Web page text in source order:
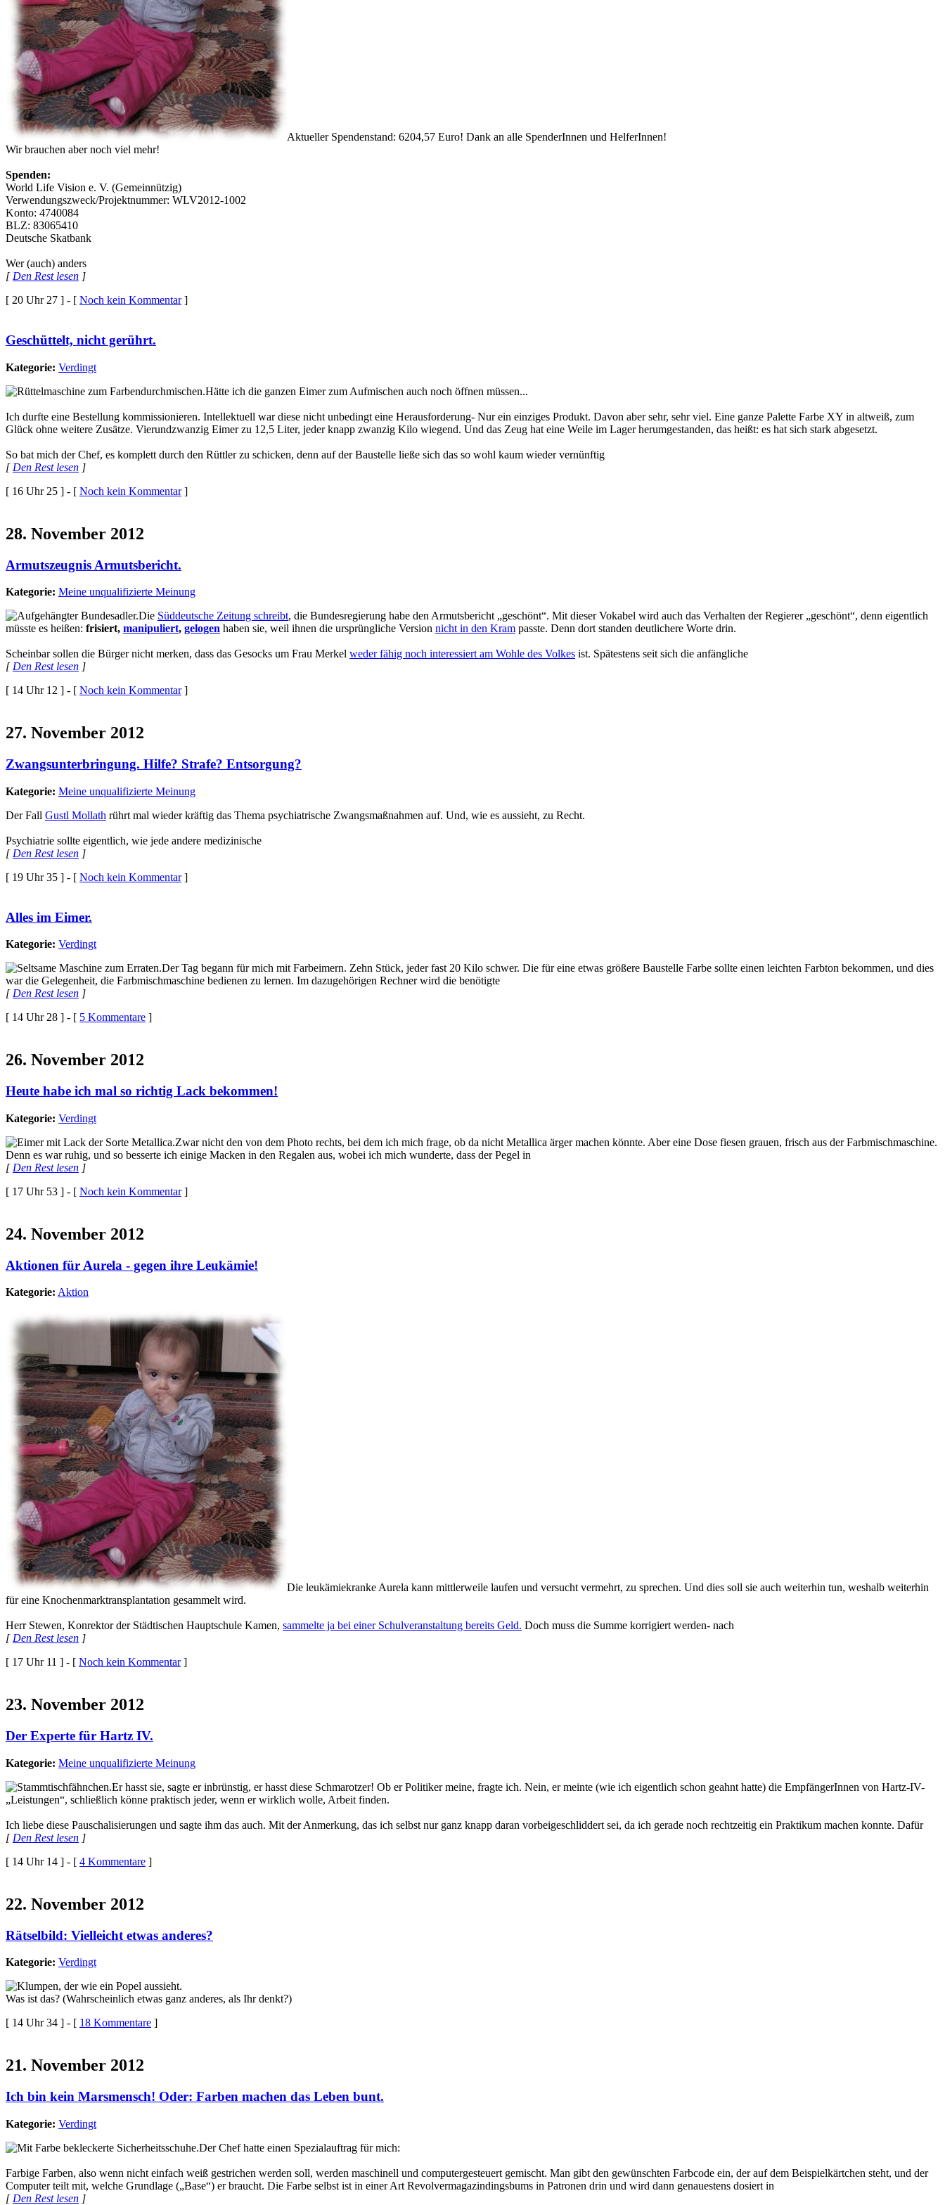
Aktueller Spendenstand: 6204,57 Euro! Dank an alle SpenderInnen und HelferInnen!
Wir brauchen aber noch viel mehr!
Spenden:
World Life Vision e. V. (Gemeinnützig)
Verwendungszweck/Projektnummer: WLV2012-1002
Konto: 4740084
BLZ: 83065410
Deutsche Skatbank
Wer (auch) anders
[Den Rest lesen ]
[ 20 Uhr 27 ] - [ Noch kein Kommentar]
Geschüttelt, nicht gerührt.
Kategorie: Verdingt
Hätte ich die ganzen Eimer zum Aufmischen auch noch öffnen müssen...
Ich durfte eine Bestellung kommissionieren. Intellektuell war diese nicht unbedingt eine Herausforderung- Nur ein einziges Produkt. Davon aber sehr, sehr viel. Eine ganze Palette Farbe XY in altweiß, zum
Glück ohne weitere Zusätze. Vierundzwanzig Eimer zu 12,5 Liter, jeder knapp zwanzig Kilo wiegend. Und das Zeug hat eine Weile im Lager herumgestanden, das heißt: es hat sich stark abgesetzt.
So bat mich der Chef, es komplett durch den Rüttler zu schicken, denn auf der Baustelle ließe sich das so wohl kaum wieder vernünftig
[ Den Rest lesen ]
[ 16 Uhr 25 ] - [ Noch kein Kommentar]
28. November 2012
Armutszeugnis Armutsbericht.
Kategorie: Meine unqualifizierte Meinung
Die Süddeutsche Zeitung schreibt, die Bundesregierung habe den Armutsbericht „geschönt“. Mit dieser Vokabel wird auch das Verhalten der Regierer „geschönt“, denn eigentlich
müsste es heißen: frisiert, manipuliert, gelogen haben sie, weil ihnen die ursprüngliche Version nicht in den Kram passte. Denn dort standen deutlichere Worte drin.
Scheinbar sollen die Bürger nicht merken, dass das Gesocks um Frau Merkel weder fähig noch interessiert am Wohle des Volkes ist. Spätestens seit sich die anfängliche
[ Den Rest lesen ]
[ 14 Uhr 12 ] - [ Noch kein Kommentar]
27. November 2012
Zwangsunterbringung. Hilfe? Strafe? Entsorgung?
Kategorie: Meine unqualifizierte Meinung
Der Fall Gustl Mollath rührt mal wieder kräftig das Thema psychiatrische Zwangsmaßnahmen auf. Und, wie es aussieht, zu Recht.
Psychiatrie sollte eigentlich, wie jede andere medizinische
[ Den Rest lesen ]
[ 19 Uhr 35 ] - [ Noch kein Kommentar]
Alles im Eimer.
Kategorie: Verdingt
Der Tag begann für mich mit Farbeimern. Zehn Stück, jeder fast 20 Kilo schwer. Die für eine etwas größere Baustelle Farbe sollte einen leichten Farbton bekommen, und dies
war die Gelegenheit, die Farbmischmaschine bedienen zu lernen. Im dazugehörigen Rechner wird die benötigte
[ Den Rest lesen ]
[ 14 Uhr 28 ] - [ 5 Kommentare ]
26. November 2012
Heute habe ich mal so richtig Lack bekommen!
Kategorie: Verdingt
Zwar nicht den von dem Photo rechts, bei dem ich mich frage, ob da nicht Metallica ärger machen könnte. Aber eine Dose fiesen grauen, frisch aus der Farbmischmaschine.
Denn es war ruhig, und so besserte ich einige Macken in den Regalen aus, wobei ich mich wunderte, dass der Pegel in
[ Den Rest lesen ]
[ 17 Uhr 53 ] - [ Noch kein Kommentar]
24. November 2012
Aktionen für Aurela - gegen ihre Leukämie!
Kategorie: Aktion
Die leukämiekranke Aurela kann mittlerweile laufen und versucht vermehrt, zu sprechen. Und dies soll sie auch weiterhin tun, weshalb weiterhin
für eine Knochenmarktransplantation gesammelt wird.
Herr Stewen, Konrektor der Städtischen Hauptschule Kamen, sammelte ja bei einer Schulveranstaltung bereits Geld. Doch muss die Summe korrigiert werden- nach
[Den Rest lesen ]
[ 17 Uhr 11 ] - [ Noch kein Kommentar]
23. November 2012
Der Experte für Hartz IV.
Kategorie: Meine unqualifizierte Meinung
Er hasst sie, sagte er inbrünstig, er hasst diese Schmarotzer! Ob er Politiker meine, fragte ich. Nein, er meinte (wie ich eigentlich schon geahnt hatte) die EmpfängerInnen von Hartz-IV-
„Leistungen“, schließlich könne praktisch jeder, wenn er wirklich wolle, Arbeit finden.
Ich liebe diese Pauschalisierungen und sagte ihm das auch. Mit der Anmerkung, das ich selbst nur ganz knapp daran vorbeigeschliddert sei, da ich gerade noch rechtzeitig ein Praktikum machen konnte. Dafür
[ Den Rest lesen ]
[ 14 Uhr 14 ] - [ 4 Kommentare ]
22. November 2012
Rätselbild: Vielleicht etwas anderes?
Kategorie: Verdingt
Was ist das? (Wahrscheinlich etwas ganz anderes, als Ihr denkt?)
[ 14 Uhr 34 ] - [ 18 Kommentare ]
21. November 2012
Ich bin kein Marsmensch! Oder: Farben machen das Leben bunt.
Kategorie: Verdingt
Der Chef hatte einen Spezialauftrag für mich:
Farbige Farben, also wenn nicht einfach weiß gestrichen werden soll, werden maschinell und computergesteuert gemischt. Man gibt den gewünschten Farbcode ein, der auf dem Beispielkärtchen steht, und der
Computer teilt mit, welche Grundlage („Base“) er braucht. Die Farbe selbst ist in einer Art Revolvermagazindingsbums in Patronen drin und wird dann genauestens dosiert in
[ Den Rest lesen ]